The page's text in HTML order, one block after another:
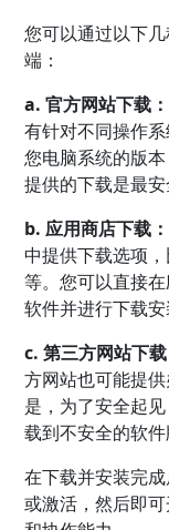
您可以通过以下
端：
a. 官方网站下载：
有针对不同操作
您电脑系统的版
提供的下载是最安
b. 应用商店下载：
中提供下载选项
等。您可以直接
软件并进行下载安
c. 第三方网站下
方网站也可能提
是，为了安全起
载到不安全的软件
在下载并安装完
或激活，然后即